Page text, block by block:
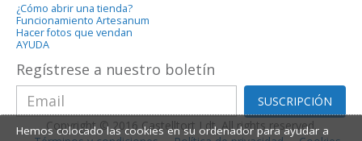
¿Cómo abrir una tienda?
Funcionamiento Artesanum
Hacer fotos que vendan
AYUDA
Regístrese a nuestro boletín
SUSCRIPCIÓN
Copyright © 2016 Castelltort Ldt. All rights reserved.
Hemos colocado las cookies en su ordenador para ayudar a